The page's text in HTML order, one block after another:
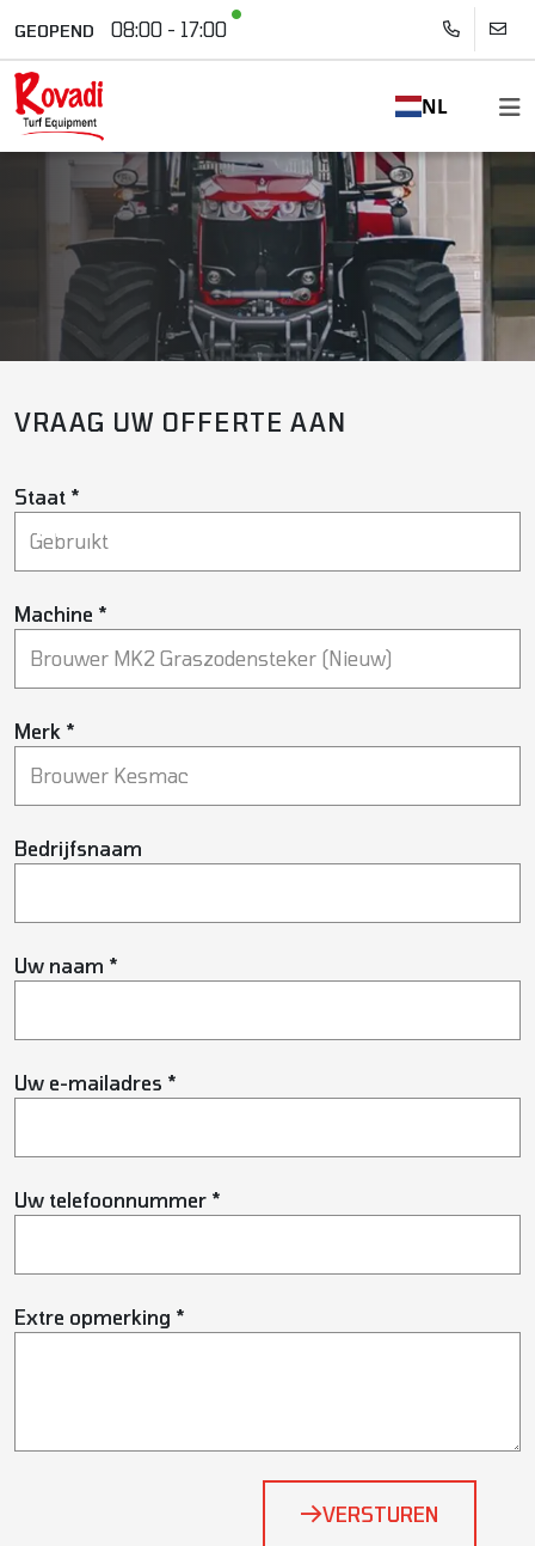
GEOPEND 08:00 - 17:00
NL
OFFERTE AANVRAGEN
VRAAG UW OFFERTE AAN
Staat *
Machine *
Merk *
Bedrijfsnaam
Uw naam *
Uw e-mailadres *
Uw telefoonnummer *
Extre opmerking *
VERSTUREN